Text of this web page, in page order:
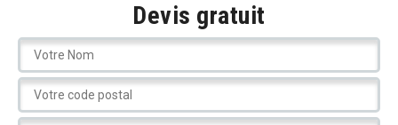
Devis gratuit